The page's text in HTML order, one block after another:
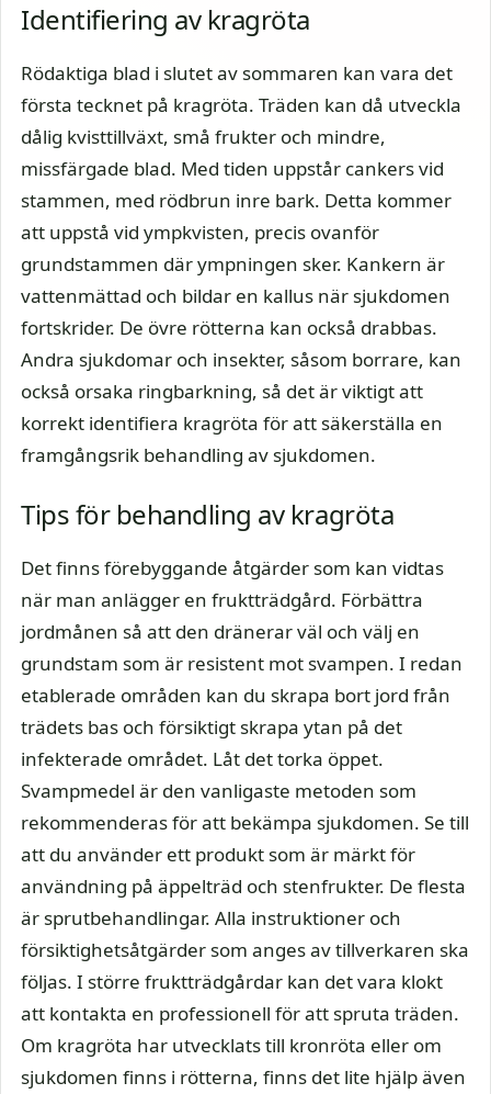
Identifiering av kragröta
Rödaktiga blad i slutet av sommaren kan vara det
första tecknet på kragröta. Träden kan då utveckla
dålig kvisttillväxt, små frukter och mindre,
missfärgade blad. Med tiden uppstår cankers vid
stammen, med rödbrun inre bark. Detta kommer
att uppstå vid ympkvisten, precis ovanför
grundstammen där ympningen sker. Kankern är
vattenmättad och bildar en kallus när sjukdomen
fortskrider. De övre rötterna kan också drabbas.
Andra sjukdomar och insekter, såsom borrare, kan
också orsaka ringbarkning, så det är viktigt att
korrekt identifiera kragröta för att säkerställa en
framgångsrik behandling av sjukdomen.
Tips för behandling av kragröta
Det finns förebyggande åtgärder som kan vidtas
när man anlägger en fruktträdgård. Förbättra
jordmånen så att den dränerar väl och välj en
grundstam som är resistent mot svampen. I redan
etablerade områden kan du skrapa bort jord från
trädets bas och försiktigt skrapa ytan på det
infekterade området. Låt det torka öppet.
Svampmedel är den vanligaste metoden som
rekommenderas för att bekämpa sjukdomen. Se till
att du använder ett produkt som är märkt för
användning på äppelträd och stenfrukter. De flesta
är sprutbehandlingar. Alla instruktioner och
försiktighetsåtgärder som anges av tillverkaren ska
följas. I större fruktträdgårdar kan det vara klokt
att kontakta en professionell för att spruta träden.
Om kragröta har utvecklats till kronröta eller om
sjukdomen finns i rötterna, finns det lite hjälp även